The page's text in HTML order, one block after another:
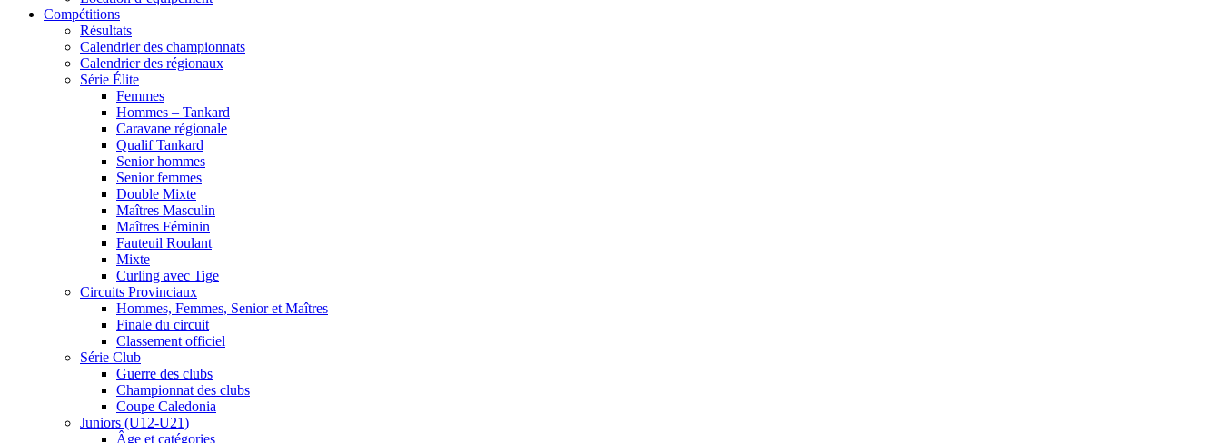
Compétitions
Résultats
Calendrier des championnats
Calendrier des régionaux
Série Élite
Femmes
Hommes – Tankard
Caravane régionale
Qualif Tankard
Senior hommes
Senior femmes
Double Mixte
Maîtres Masculin
Maîtres Féminin
Fauteuil Roulant
Mixte
Curling avec Tige
Circuits Provinciaux
Hommes, Femmes, Senior et Maîtres
Finale du circuit
Classement officiel
Série Club
Guerre des clubs
Championnat des clubs
Coupe Caledonia
Juniors (U12-U21)
Âge et catégories